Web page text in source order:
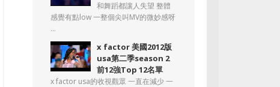
和舞蹈都讓人失望 整體
感覺有點low 一整個尖叫MV的微妙感呀
...
x factor 美國2012版
usa第二季season 2
前12強Top 12名單
x factor usa的收視觀眾 一直在減少 一